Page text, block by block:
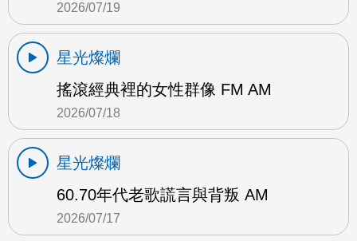
2026/07/19
星光燦爛
搖滾經典裡的女性群像 FM AM
2026/07/18
星光燦爛
60.70年代老歌謊言與背叛 AM
2026/07/17